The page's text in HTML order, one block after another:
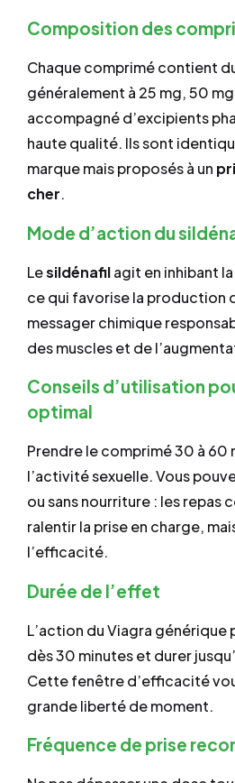
Composition des
Chaque comprimé contient
généralement à 25 mg, 50
accompagné d’excipients
haute qualité. Ils sont
marque mais proposés à un
cher.
Mode d’action du
Lesildénafilagit en inhibant
ce qui favorise la production
messager chimique
des muscles et de
Conseils d’utilisation
optimal
Prendre le comprimé 30 à 60
l’activité sexuelle. Vous
ou sans nourriture : les repas
ralentir la prise en charge,
l’efficacité.
Durée de l’effet
L’action du Viagra générique
dès 30 minutes et durer
Cette fenêtre d’efficacité
grande liberté de moment.
Fréquence de prise